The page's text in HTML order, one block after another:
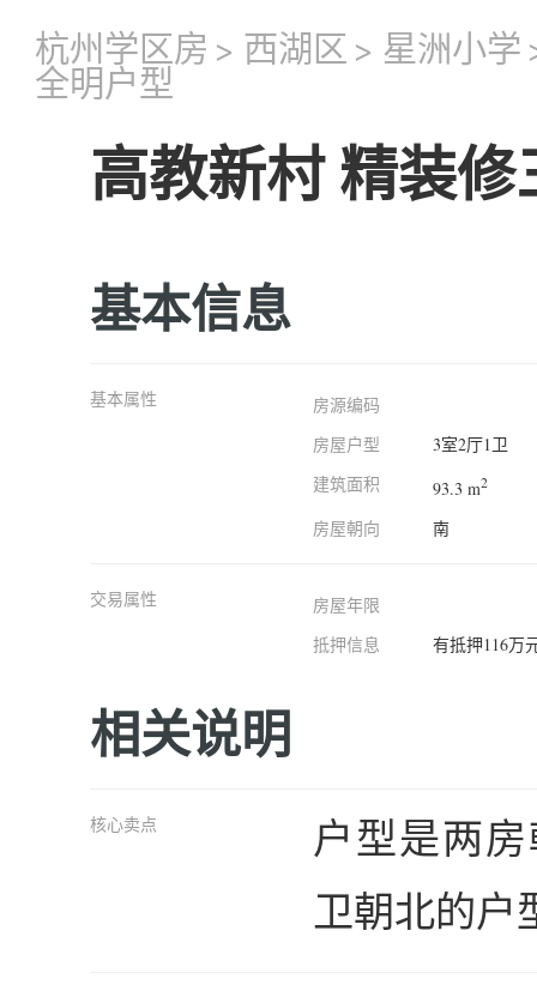
杭州学区房 > 西湖区 > 星洲小学
全明户型
高教新村 精装
基本信息
基本属性
房源编码
房屋户型
3室2厅1卫
建筑面积
93.3 m2
房屋朝向 南
交易属性
房屋年限
抵押信息
有抵押116万
相关说明
核心卖点
户型是两
卫朝北的户